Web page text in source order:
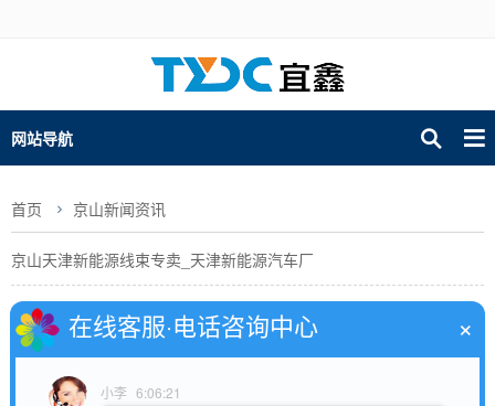
网站导航
首页 京山新闻资讯
京山天津新能源线束专卖_天津新能源汽车厂
京山新能源线束设计图_新能源线束设计图纸
在线客服·电话咨询中心 ×
小李 6:06:21